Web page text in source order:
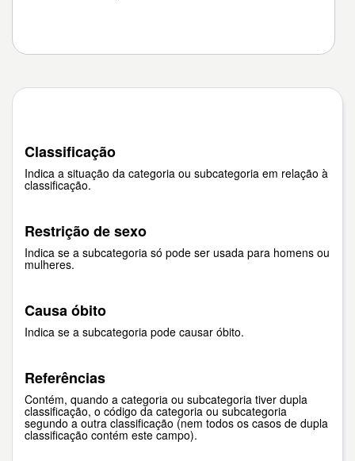
Classificação
Indica a situação da categoria ou subcategoria em relação à
classificação.
Restrição de sexo
Indica se a subcategoria só pode ser usada para homens ou
mulheres.
Causa óbito
Indica se a subcategoria pode causar óbito.
Referências
Contém, quando a categoria ou subcategoria tiver dupla
classificação, o código da categoria ou subcategoria
segundo a outra classificação (nem todos os casos de dupla
classificação contém este campo).